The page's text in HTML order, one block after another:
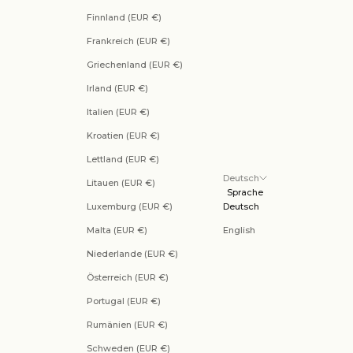
Finnland (EUR €)
Frankreich (EUR €)
Griechenland (EUR €)
Irland (EUR €)
Italien (EUR €)
Kroatien (EUR €)
Lettland (EUR €)
Litauen (EUR €)
Luxemburg (EUR €)
Malta (EUR €)
Niederlande (EUR €)
Österreich (EUR €)
Portugal (EUR €)
Rumänien (EUR €)
Schweden (EUR €)
Deutsch
Sprache
Deutsch
English